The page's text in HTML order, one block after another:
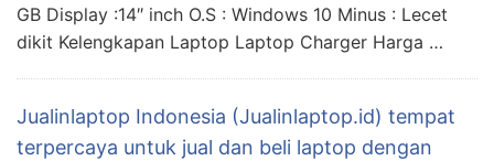
GB Display :14″ inch O.S : Windows 10 Minus : Lecet
dikit Kelengkapan Laptop Laptop Charger Harga …
Jualinlaptop Indonesia (Jualinlaptop.id) tempat
terpercaya untuk jual dan beli laptop dengan